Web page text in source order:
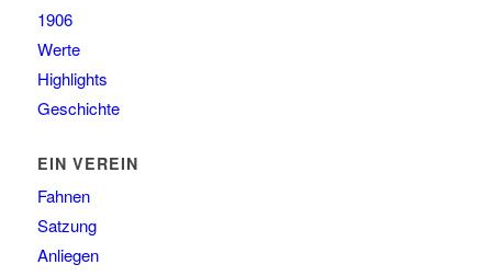
1906
Werte
Highlights
Geschichte
EIN VEREIN
Fahnen
Satzung
Anliegen